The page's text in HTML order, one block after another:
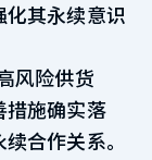
其永续意识
风险供货
措施确实落
合作关系。